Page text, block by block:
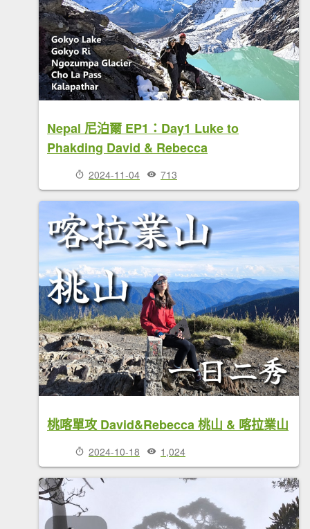
Nepal 尼泊爾 EP1：Day1 Luke to
Phakding David & Rebecca
2024-11-04 713
桃喀單攻 David&Rebecca 桃山 & 喀拉業山
2024-10-18 1,024